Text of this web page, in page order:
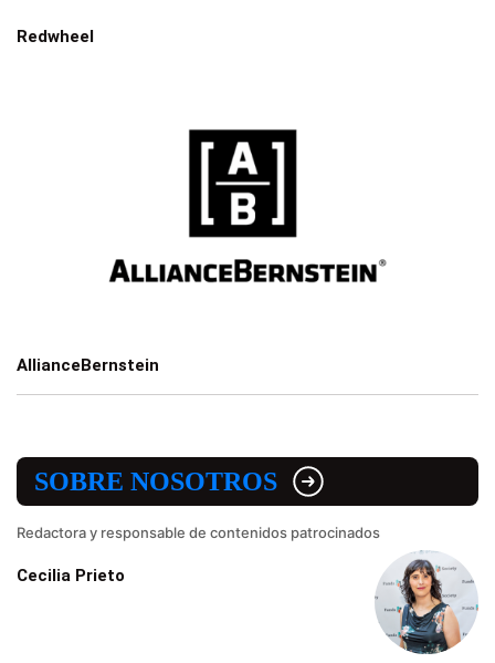
Redwheel
AllianceBernstein
SOBRE NOSOTROS
Redactora y responsable de contenidos patrocinados
Cecilia Prieto